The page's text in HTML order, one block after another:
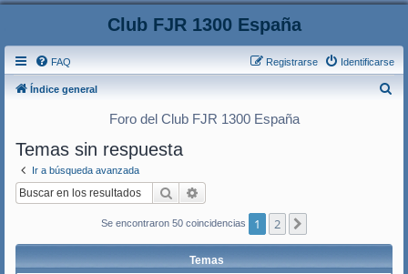
Club FJR 1300 España
FAQ Identificarse
Registrarse
Índice general
Foro del Club FJR 1300 España
Temas sin respuesta
Ir a búsqueda avanzada
Buscar
Se encontraron 50 coincidencias 1 2
Temas